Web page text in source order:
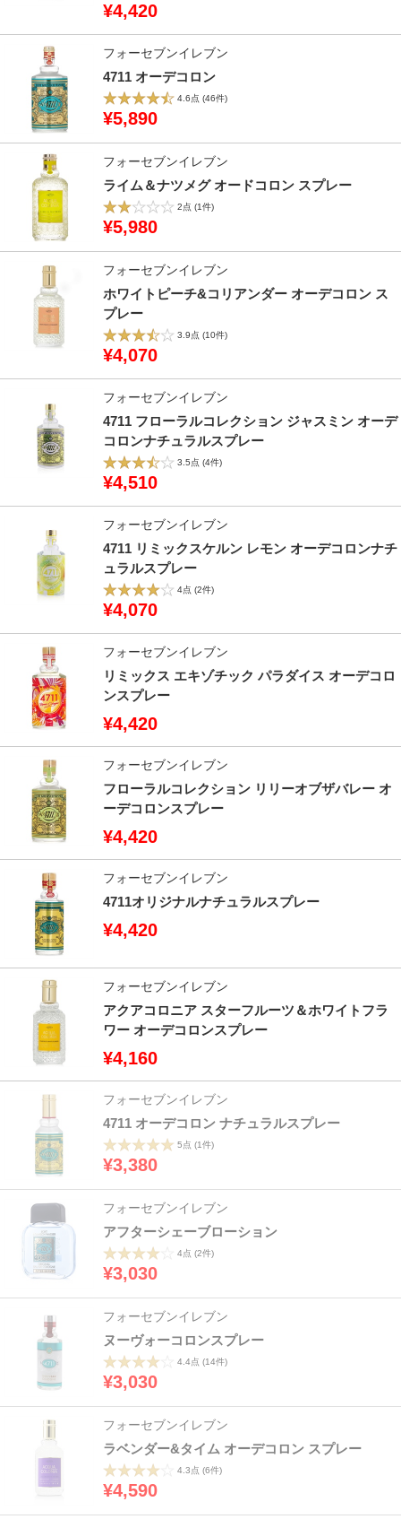
¥4,420
フォーセブンイレブン
4711 オーデコロン
4.6点 (46件)
¥5,890
フォーセブンイレブン
ライム＆ナツメグ オードコロン スプレー
2点 (1件)
¥5,980
フォーセブンイレブン
ホワイトピーチ&コリアンダー オーデコロン ス
プレー
3.9点 (10件)
¥4,070
フォーセブンイレブン
4711 フローラルコレクション ジャスミン オーデ
コロンナチュラルスプレー
3.5点 (4件)
¥4,510
フォーセブンイレブン
4711 リミックスケルン レモン オーデコロンナチ
ュラルスプレー
4点 (2件)
¥4,070
フォーセブンイレブン
リミックス エキゾチック パラダイス オーデコロ
ンスプレー
¥4,420
フォーセブンイレブン
フローラルコレクション リリーオブザバレー オ
ーデコロンスプレー
¥4,420
フォーセブンイレブン
4711オリジナルナチュラルスプレー
¥4,420
フォーセブンイレブン
アクアコロニア スターフルーツ＆ホワイトフラ
ワー オーデコロンスプレー
¥4,160
フォーセブンイレブン
4711 オーデコロン ナチュラルスプレー
5点 (1件)
¥3,380
フォーセブンイレブン
アフターシェーブローション
4点 (2件)
¥3,030
フォーセブンイレブン
ヌーヴォーコロンスプレー
4.4点 (14件)
¥3,030
フォーセブンイレブン
ラベンダー&タイム オーデコロン スプレー
4.3点 (6件)
¥4,590